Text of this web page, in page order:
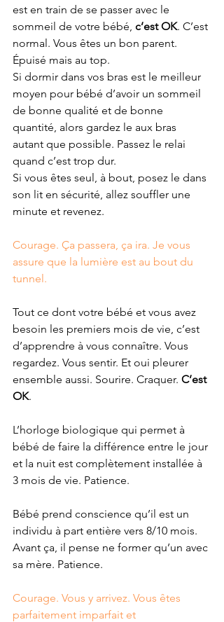
est en train de se passer avec le
sommeil de votre bébé, c’est OK. C’est
normal. Vous êtes un bon parent.
Épuisé mais au top.
Si dormir dans vos bras est le meilleur
moyen pour bébé d’avoir un sommeil
de bonne qualité et de bonne
quantité, alors gardez le aux bras
autant que possible. Passez le relai
quand c’est trop dur.
Si vous êtes seul, à bout, posez le dans
son lit en sécurité, allez souffler une
minute et revenez.
Courage. Ça passera, ça ira. Je vous
assure que la lumière est au bout du
tunnel.
Tout ce dont votre bébé et vous avez
besoin les premiers mois de vie, c’est
d’apprendre à vous connaître. Vous
regardez. Vous sentir. Et oui pleurer
ensemble aussi. Sourire. Craquer. C’est
OK.
L’horloge biologique qui permet à
bébé de faire la différence entre le jour
et la nuit est complètement installée à
3 mois de vie. Patience.
Bébé prend conscience qu’il est un
individu à part entière vers 8/10 mois.
Avant ça, il pense ne former qu’un avec
sa mère. Patience.
Courage. Vous y arrivez. Vous êtes
parfaitement imparfait et